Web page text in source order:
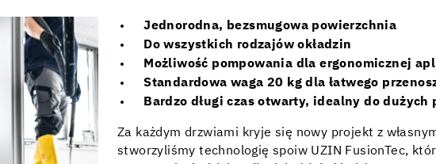
Jednorodna, bezsmugowa powierzchnia
Do wszystkich rodzajów okładzin
Możliwość pompowania dla ergonomicznej
Standardowa waga 20 kg dla łatwego
Bardzo długi czas otwarty, idealny do
Za każdym drzwiami kryje się nowy projekt z
stworzyliśmy technologię spoiw UZIN FusionTec,